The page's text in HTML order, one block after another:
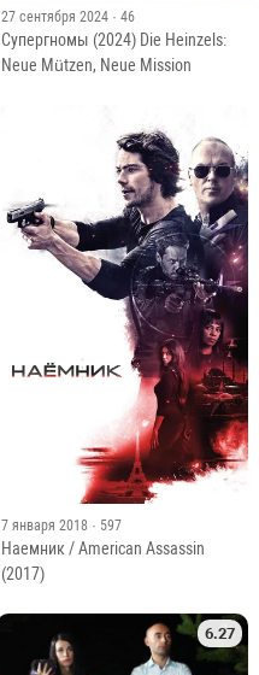
27 сентября 2024 · 46
Супергномы (2024) Die Heinzels:
Neue Mützen, Neue Mission
7 января 2018 · 597
Наемник / American Assassin
(2017)
6.27